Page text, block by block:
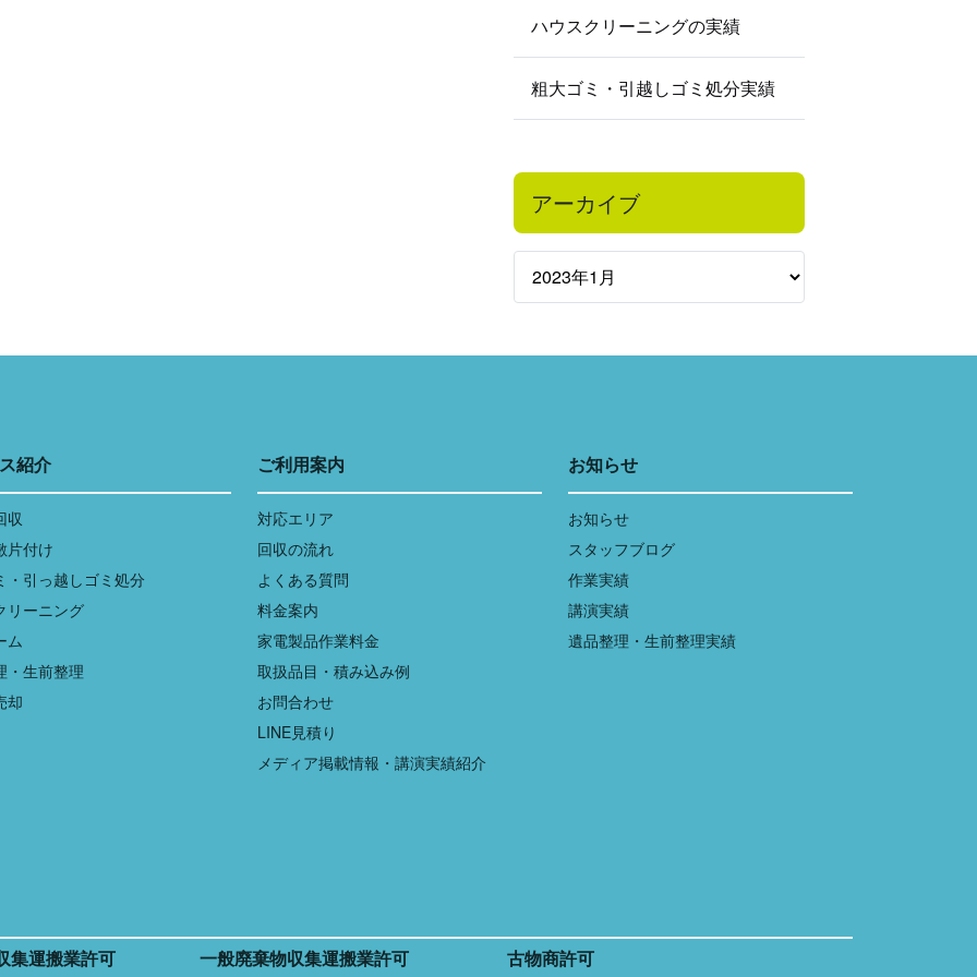
ハウスクリーニングの実績
粗大ゴミ・引越しゴミ処分実績
アーカイブ
紹介
収
片付け
・引っ越しゴミ処分
リーニング
ム
・生前整理
却
ご利用案内
対応エリア
回収の流れ
よくある質問
料金案内
家電製品作業料金
取扱品目・積み込み例
お問合わせ
LINE見積り
メディア掲載情報・講演実績紹介
お知らせ
お知らせ
スタッフブログ
作業実績
講演実績
遺品整理・生前整理実績
集運搬業許可 一般廃棄物収集運搬業許可 古物商許可